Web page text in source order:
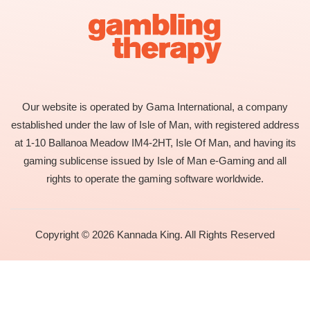
Our website is operated by Gama International, a company
established under the law of Isle of Man, with registered address
at 1-10 Ballanoa Meadow IM4-2HT, Isle Of Man, and having its
gaming sublicense issued by Isle of Man e-Gaming and all
rights to operate the gaming software worldwide.
Copyright © 2026 Kannada King. All Rights Reserved